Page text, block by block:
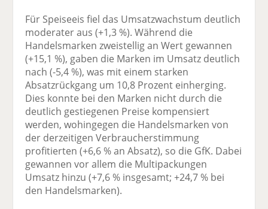
Für Speiseeis fiel das Umsatzwachstum deutlich
moderater aus (+1,3 %). Während die
Handelsmarken zweistellig an Wert gewannen
(+15,1 %), gaben die Marken im Umsatz deutlich
nach (-5,4 %), was mit einem starken
Absatzrückgang um 10,8 Prozent einherging.
Dies konnte bei den Marken nicht durch die
deutlich gestiegenen Preise kompensiert
werden, wohingegen die Handelsmarken von
der derzeitigen Verbraucherstimmung
profitierten (+6,6 % an Absatz), so die GfK. Dabei
gewannen vor allem die Multipackungen
Umsatz hinzu (+7,6 % insgesamt; +24,7 % bei
den Handelsmarken).